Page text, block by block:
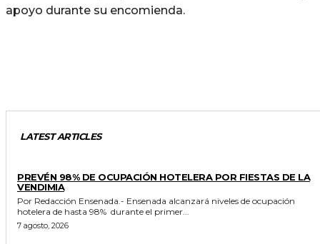
apoyo durante su encomienda.
LATEST ARTICLES
PREVÉN 98% DE OCUPACIÓN HOTELERA POR FIESTAS DE LA
VENDIMIA
Por Redacción Ensenada.- Ensenada alcanzará niveles de ocupación
hotelera de hasta 98% durante el primer...
7 agosto, 2026